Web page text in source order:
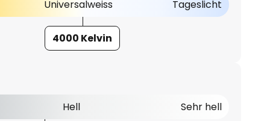
Universalweiss Tageslicht
4000 Kelvin
Hell Sehr hell